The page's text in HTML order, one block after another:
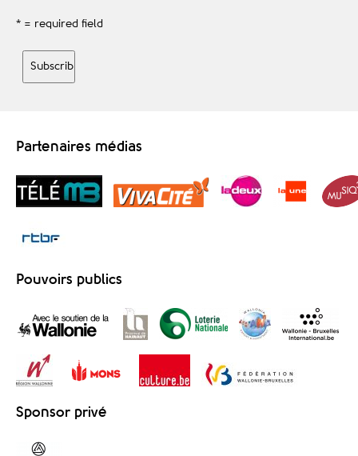
* = required field
Partenaires médias
Pouvoirs publics
Sponsor privé